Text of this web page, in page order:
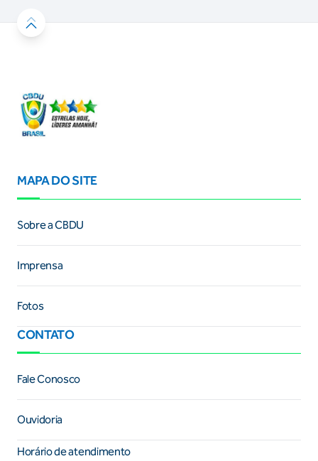
MAPA DO SITE
Sobre a CBDU
Imprensa
Fotos
CONTATO
Fale Conosco
Ouvidoria
Horário de atendimento